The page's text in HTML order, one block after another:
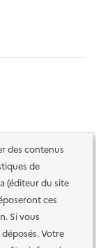
des contenus
de
(éditeur du site
ces
Si vous
Votre
des
et sécurité